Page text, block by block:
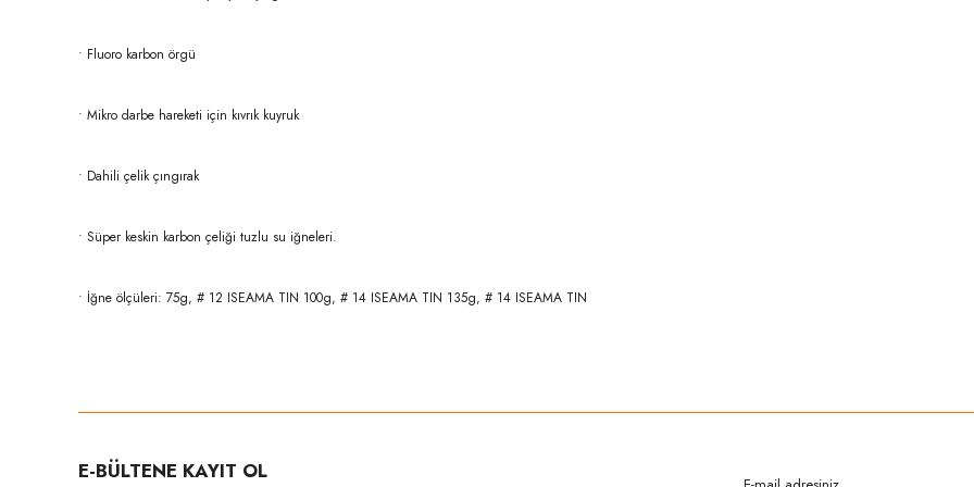
• Fluoro karbon örgü
• Mikro darbe hareketi için kıvrık kuyruk
• Dahili çelik çıngırak
• Süper keskin karbon çeliği tuzlu su iğneleri.
• İğne ölçüleri: 75g, # 12 ISEAMA TIN 100g, # 14 ISEAMA TIN 135g, # 14 ISEAMA TIN
Ürün açıklamasında eksik bilgiler bulunuyor.
E-BÜLTENE KAYIT OL